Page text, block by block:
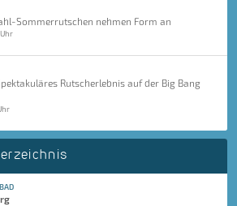
Sommerrutschen nehmen Form an
Rutscherlebnis auf der Big Bang